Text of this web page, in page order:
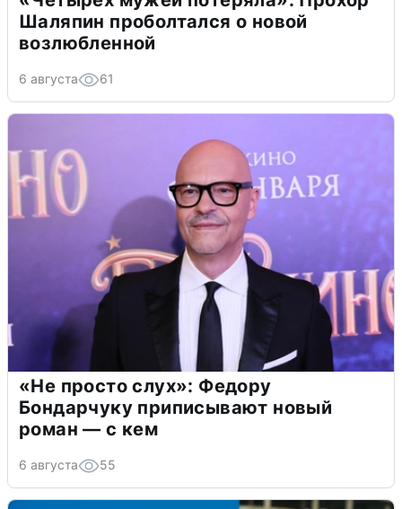
Шаляпин проболтался о новой
возлюбленной
6 августа 61
«Не просто слух»: Федору
Бондарчуку приписывают новый
роман — с кем
6 августа 55